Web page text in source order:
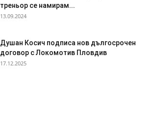
треньор се намирам...
13.09.2024
Душан Косич подписа нов дългосрочен
договор с Локомотив Пловдив
17.12.2025